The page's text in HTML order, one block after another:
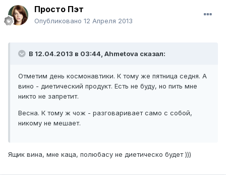
Просто Пэт
Опубликовано 12 Апреля 2013
В 12.04.2013 в 03:44, Ahmetova сказал:
Отметим день космонавтики. К тому же пятница седня. А
вино - диетический продукт. Есть не буду, но пить мне
никто не запретит.
Весна. К тому ж чож - разговаривает само с собой,
никому не мешает.
Ящик вина, мне каца, полюбасу не диетическо будет )))